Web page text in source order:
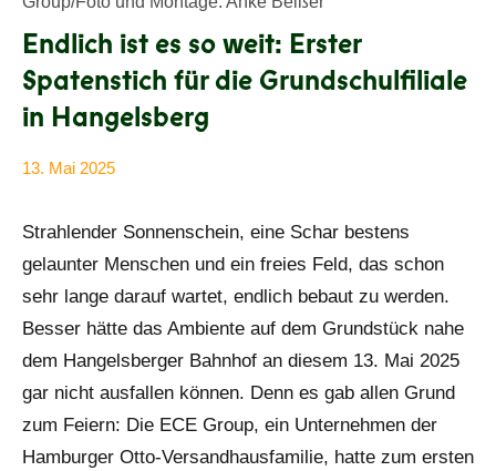
Endlich ist es so weit: Erster
Spatenstich für die Grundschulfiliale
in Hangelsberg
13. Mai 2025
Strahlender Sonnenschein, eine Schar bestens
gelaunter Menschen und ein freies Feld, das schon
sehr lange darauf wartet, endlich bebaut zu werden.
Besser hätte das Ambiente auf dem Grundstück nahe
dem Hangelsberger Bahnhof an diesem 13. Mai 2025
gar nicht ausfallen können. Denn es gab allen Grund
zum Feiern: Die ECE Group, ein Unternehmen der
Hamburger Otto-Versandhausfamilie, hatte zum ersten